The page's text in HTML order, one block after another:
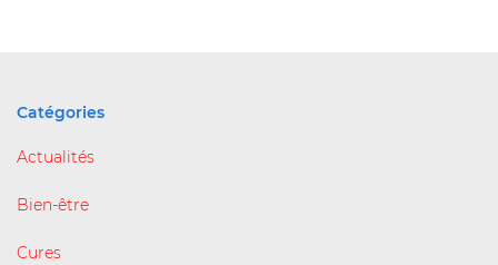
Catégories
Actualités
Bien-être
Cures